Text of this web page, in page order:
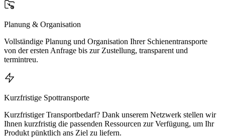
Planung & Organisation
Vollständige Planung und Organisation Ihrer Schienentransporte
von der ersten Anfrage bis zur Zustellung, transparent und
termintreu.
Kurzfristige Spottransporte
Kurzfristiger Transportbedarf? Dank unserem Netzwerk stellen wir
Ihnen kurzfristig die passenden Ressourcen zur Verfügung, um Ihr
Produkt pünktlich ans Ziel zu liefern.